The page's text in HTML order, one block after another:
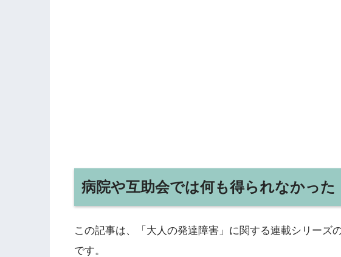
病院や互助会では何も得られなかった
この記事は、「大人の発達障害」に関する連載シリーズ
です。